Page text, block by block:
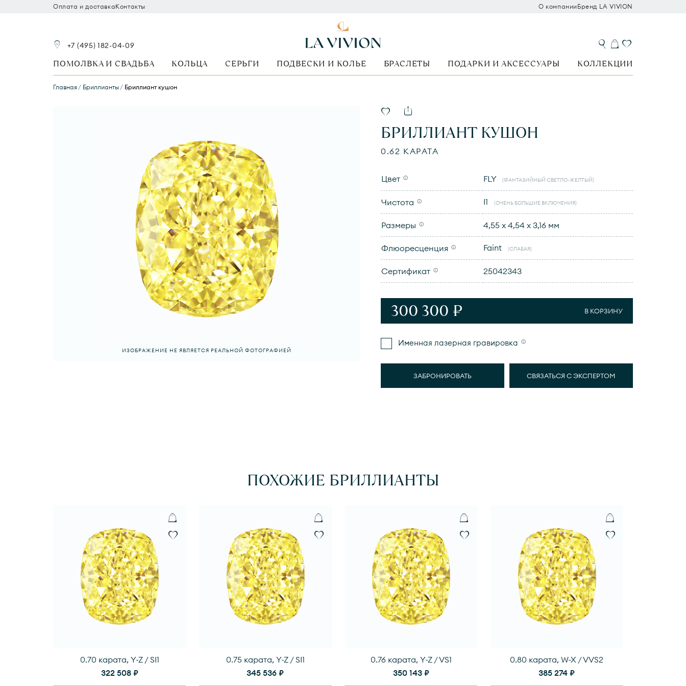
Оплата и доставкаКонтакты О компанииБренд LA VIVION
+7 (495) 182-04-09
ПОМОЛВКА И СВАДЬБА КОЛЬЦА СЕРЬГИ ПОДВЕСКИ И КОЛЬЕ БРАСЛЕТЫ ПОДАРКИ И АКСЕССУАРЫ КОЛЛЕКЦИИ
Главная Бриллианты Бриллиант кушон
ИЗОБРАЖЕНИЕ НЕ ЯВЛЯЕТСЯ РЕАЛЬНОЙ ФОТОГРАФИЕЙ
БРИЛЛИАНТ КУШОН
0.62 КАРАТА
Цвет FLY (ФАНТАЗИЙНЫЙ СВЕТЛО-ЖЕЛТЫЙ)
Чистота I1 (ОЧЕНЬ БОЛЬШИЕ ВКЛЮЧЕНИЯ)
Размеры 4,55 x 4,54 x 3,16 мм
Флюоресценция Faint (СЛАБАЯ)
Сертификат 25042343
300 300 ₽ В КОРЗИНУ
Именная лазерная гравировка
ЗАБРОНИРОВАТЬ СВЯЗАТЬСЯ С ЭКСПЕРТОМ
ПОХОЖИЕ БРИЛЛИАНТЫ
0.70 карата, Y-Z / SI1
322 508 ₽
0.75 карата, Y-Z / SI1
345 536 ₽
0.76 карата, Y-Z / VS1
350 143 ₽
0.80 карата, W-X / VVS2
385 274 ₽